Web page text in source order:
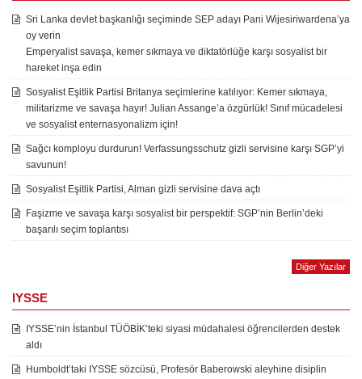
Sri Lanka devlet başkanlığı seçiminde SEP adayı Pani Wijesiriwardena’ya
oy verin
Emperyalist savaşa, kemer sıkmaya ve diktatörlüğe karşı sosyalist bir
hareket inşa edin
Sosyalist Eşitlik Partisi Britanya seçimlerine katılıyor: Kemer sıkmaya,
militarizme ve savaşa hayır! Julian Assange’a özgürlük! Sınıf mücadelesi
ve sosyalist enternasyonalizm için!
Sağcı komployu durdurun! Verfassungsschutz gizli servisine karşı SGP’yi
savunun!
Sosyalist Eşitlik Partisi, Alman gizli servisine dava açtı
Faşizme ve savaşa karşı sosyalist bir perspektif: SGP’nin Berlin’deki
başarılı seçim toplantısı
Diğer Yazılar
IYSSE
IYSSE’nin İstanbul TÜÖBİK’teki siyasi müdahalesi öğrencilerden destek
aldı
Humboldt’taki IYSSE sözcüsü, Profesör Baberowski aleyhine disiplin